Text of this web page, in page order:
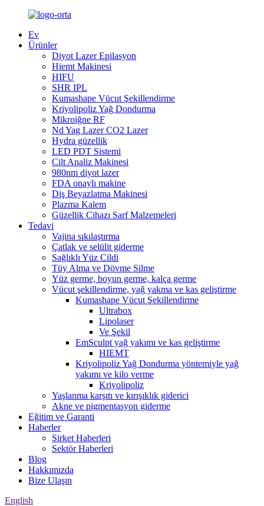
Ev
Ürünler
Diyot Lazer Epilasyon
Hiemt Makinesi
HIFU
SHR IPL
Kumashape Vücut Şekillendirme
Kriyolipoliz Yağ Dondurma
Mikroiğne RF
Nd Yag Lazer CO2 Lazer
Hydra güzellik
LED PDT Sistemi
Cilt Analiz Makinesi
980nm diyot lazer
FDA onaylı makine
Diş Beyazlatma Makinesi
Plazma Kalem
Güzellik Cihazı Sarf Malzemeleri
Tedavi
Vajina sıkılaştırma
Çatlak ve selülit giderme
Sağlıklı Yüz Cildi
Tüy Alma ve Dövme Silme
Yüz germe, boyun germe, kalça germe
Vücut şekillendirme, yağ yakma ve kas geliştirme
Kumashape Vücut Şekillendirme
Ultrabox
Lipolaser
Ve Şekil
EmSculpt yağ yakımı ve kas geliştirme
HIEMT
Kriyolipoliz Yağ Dondurma yöntemiyle yağ
yakımı ve kilo verme
Kriyolipoliz
Yaşlanma karşıtı ve kırışıklık giderici
Akne ve pigmentasyon giderme
Eğitim ve Garanti
Haberler
Şirket Haberleri
Sektör Haberleri
Blog
Hakkımızda
Bize Ulaşın
English